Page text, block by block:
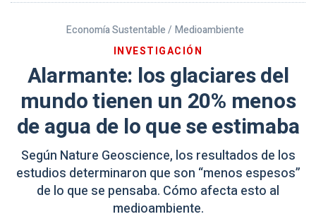
Economía Sustentable / Medioambiente
INVESTIGACIÓN
Alarmante: los glaciares del
mundo tienen un 20% menos
de agua de lo que se estimaba
Según Nature Geoscience, los resultados de los
estudios determinaron que son “menos espesos”
de lo que se pensaba. Cómo afecta esto al
medioambiente.